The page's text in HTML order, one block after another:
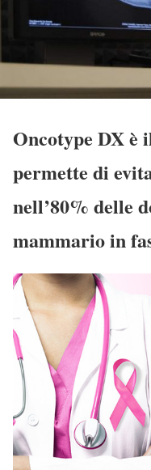
Oncotype DX è
permette di
nell’80% delle
mammario in